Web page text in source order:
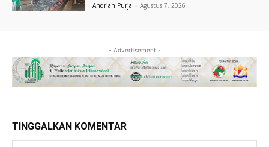
Andrian Purja - Agustus 7, 2026
- Advertisement -
TINGGALKAN KOMENTAR